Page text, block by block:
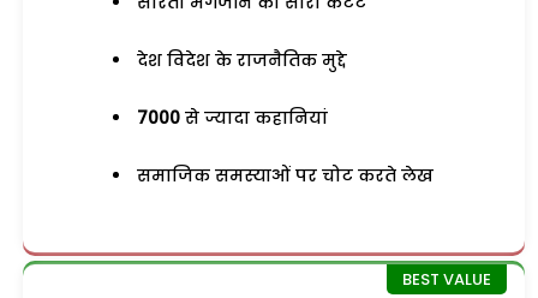
देश विदेश के राजनैतिक मुद्दे
7000 से ज्यादा कहानियां
समाजिक समस्याओं पर चोट करते लेख